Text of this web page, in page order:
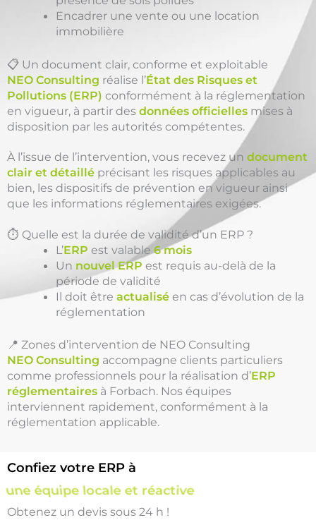
Encadrer une vente ou une location
immobilière
📋 Un document clair, conforme et exploitable
NEO Consulting réalise l’État des Risques et
Pollutions (ERP) conformément à la réglementation
en vigueur, à partir des données officielles mises à
disposition par les autorités compétentes.
À l’issue de l’intervention, vous recevez un document
clair et détaillé précisant les risques applicables au
bien, les dispositifs de prévention en vigueur ainsi
que les informations réglementaires exigées.
⏱️ Quelle est la durée de validité d’un ERP ?
L’ERP est valable6 mois
Un nouvel ERP est requis au-delà de la
période de validité
Il doit êtreactualisé en cas d’évolution de la
réglementation
📍 Zones d’intervention de NEO Consulting
NEO Consulting accompagne clients particuliers
comme professionnels pour la réalisation d’ERP
réglementaires à Forbach. Nos équipes
interviennent rapidement, conformément à la
réglementation applicable.
Confiez votre ERP à
une équipe locale et réactive
Obtenez un devis sous 24 h !